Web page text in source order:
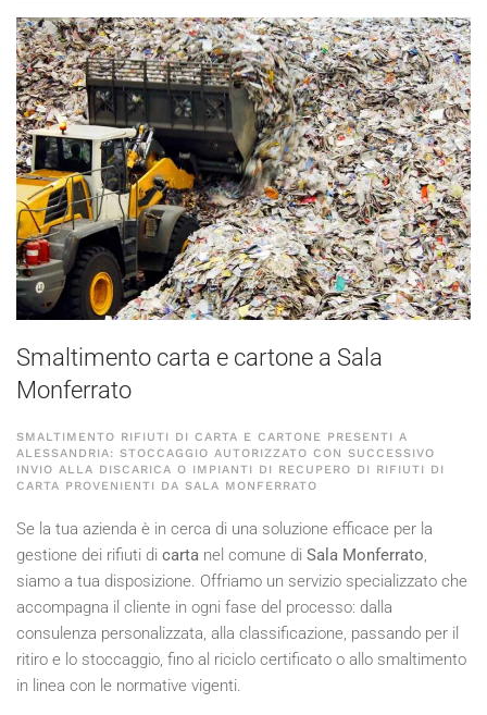
Smaltimento carta e cartone a Sala
Monferrato
SMALTIMENTO RIFIUTI DI CARTA E CARTONE PRESENTI A
ALESSANDRIA: STOCCAGGIO AUTORIZZATO CON SUCCESSIVO
INVIO ALLA DISCARICA O IMPIANTI DI RECUPERO DI RIFIUTI DI
CARTA PROVENIENTI DA SALA MONFERRATO
Se la tua azienda è in cerca di una soluzione efficace per la
gestione dei rifiuti di carta nel comune di Sala Monferrato,
siamo a tua disposizione. Offriamo un servizio specializzato che
accompagna il cliente in ogni fase del processo: dalla
consulenza personalizzata, alla classificazione, passando per il
ritiro e lo stoccaggio, fino al riciclo certificato o allo smaltimento
in linea con le normative vigenti.